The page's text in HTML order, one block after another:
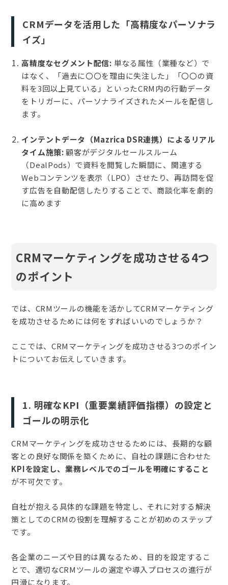
CRMデータを活用した「高精度なパーソナラ
イズ」
高精度なセグメント配信: 単なる属性（業種など）で
はなく、「過去に〇〇を理由に失注した」「〇〇の資
料を3回以上見ている」といったCRM内の行動データ
をトリガーに、パーソナライズされたメールを配信し
ます。
インテントデータ（Mazrica DSR連携）によるリアル
タイム施策: 顧客がデジタルセールスルーム
（DealPods）で資料を閲覧した瞬間に、関連する
Webコンテンツを表示（LPO）させたり、再訪問を促
す広告を自動配信したりすることで、商談化率を劇的
に高めます
CRMマーケティングを成功させる4つ
のポイント
では、CRMツールの機能を活かしてCRMマーケティング
を成功させるためには何をすればいいのでしょうか？
ここでは、CRMマーケティングを成功させる3つのポイン
トについてお伝えしていきます。
1. 明確なKPI（重要業績評価指標）の設定と
ゴールの明示化
CRMマーケティングを成功させるためには、長期的な顧
客との良好な関係を築くために、自社の課題に合わせた
KPIを設定し、業務レベルでのゴールを明確にすること
が不可欠です。
自社が抱える具体的な課題を特定し、それに対する解決
策としてのCRMの役割を理解することが初めのステップ
です。
各企業のニーズや目的は異なるため、目的を設定するこ
とで、適切なCRMツールの選定や導入プロセスの進行が
円滑になります。